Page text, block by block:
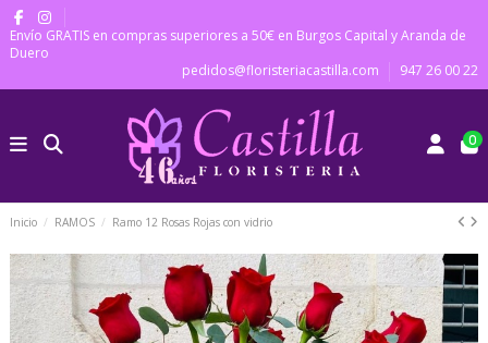
Envío GRATIS en compras superiores a 50€ en Burgos Capital y Aranda de
Duero
pedidos@floristeriacastilla.com
947 26 00 22
0
Inicio RAMOS Ramo 12 Rosas Rojas con vidrio